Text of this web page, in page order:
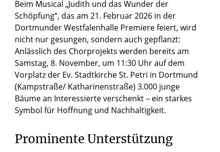
Beim Musical „Judith und das Wunder der
Schöpfung“, das am 21. Februar 2026 in der
Dortmunder Westfalenhalle Premiere feiert, wird
nicht nur gesungen, sondern auch gepflanzt:
Anlässlich des Chorprojekts werden bereits am
Samstag, 8. November, um 11:30 Uhr auf dem
Vorplatz der Ev. Stadtkirche St. Petri in Dortmund
(Kampstraße/ Katharinenstraße) 3.000 junge
Bäume an Interessierte verschenkt – ein starkes
Symbol für Hoffnung und Nachhaltigkeit.
Prominente Unterstützung